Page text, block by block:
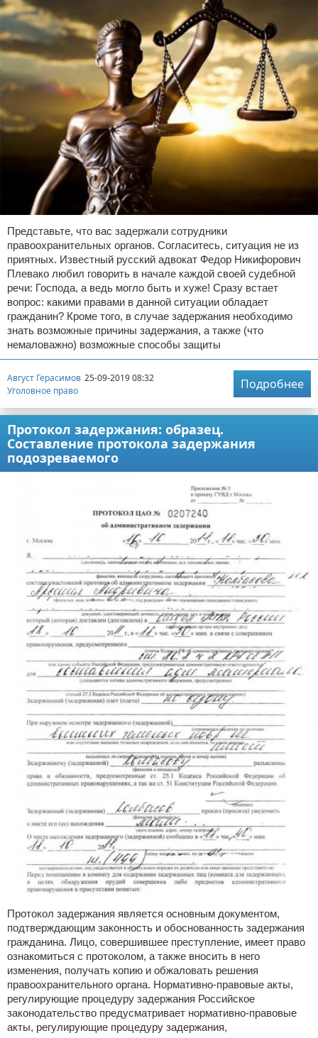
Представьте, что вас задержали сотрудники
правоохранительных органов. Согласитесь, ситуация не из
приятных. Известный русский адвокат Федор Никифорович
Плевако любил говорить в начале каждой своей судебной
речи: Господа, а ведь могло быть и хуже! Сразу встает
вопрос: какими правами в данной ситуации обладает
гражданин? Кроме того, в случае задержания необходимо
знать возможные причины задержания, а также (что
немаловажно) возможные способы защиты
Август Герасимов 25-09-2019 08:32
Уголовное право
Подробнее
Протокол задержания: образец.
Составление протокола задержания
подозреваемого
Протокол задержания является основным документом,
подтверждающим законность и обоснованность задержания
гражданина. Лицо, совершившее преступление, имеет право
ознакомиться с протоколом, а также вносить в него
изменения, получать копию и обжаловать решения
правоохранительного органа. Нормативно-правовые акты,
регулирующие процедуру задержания Российское
законодательство предусматривает нормативно-правовые
акты, регулирующие процедуру задержания,